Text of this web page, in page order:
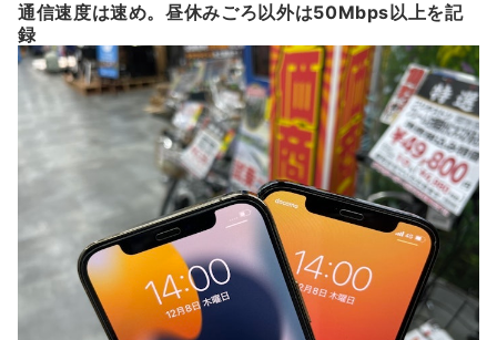
通信速度は速め。昼休みごろ以外は50Mbps以上を記
録